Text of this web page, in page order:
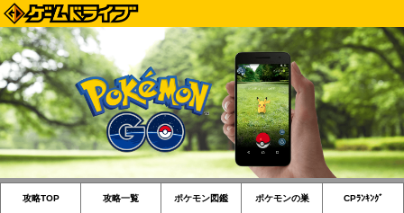
攻略TOP 攻略一覧 ポケモン図鑑 ポケモンの巣 CPﾗﾝｷﾝｸﾞ